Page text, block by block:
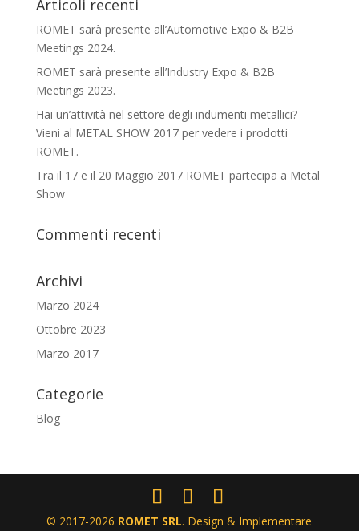
Articoli recenti
ROMET sarà presente all’Automotive Expo & B2B
Meetings 2024.
ROMET sarà presente all’Industry Expo & B2B
Meetings 2023.
Hai un’attività nel settore degli indumenti metallici?
Vieni al METAL SHOW 2017 per vedere i prodotti
ROMET.
Tra il 17 e il 20 Maggio 2017 ROMET partecipa a Metal
Show
Commenti recenti
Archivi
Marzo 2024
Ottobre 2023
Marzo 2017
Categorie
Blog
© 2017-2026 ROMET SRL. Design & Implementare